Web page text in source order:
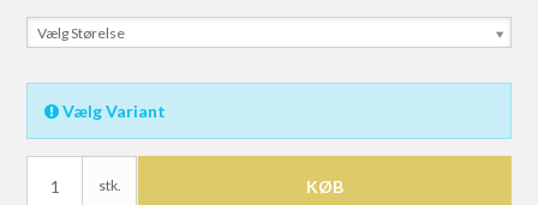
Vælg Størelse
Vælg Variant
stk. KØB